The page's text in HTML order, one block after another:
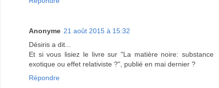
Anonyme 21 août 2015 à 15:32
Désiris a dit...
Et si vous lisiez le livre sur "La matière noire: substance
exotique ou effet relativiste ?", publié en mai dernier ?
Répondre